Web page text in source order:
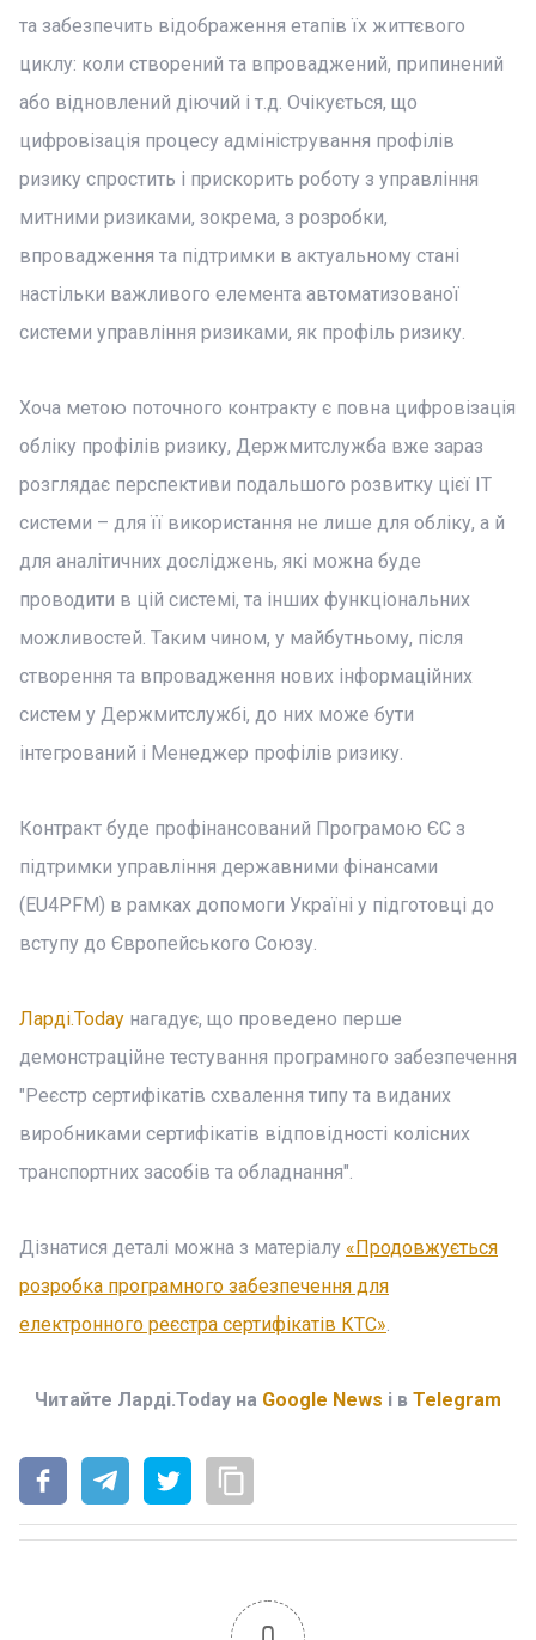
та забезпечить відображення етапів їх життєвого
циклу: коли створений та впроваджений, припинений
або відновлений діючий і т.д. Очікується, що
цифровізація процесу адміністрування профілів
ризику спростить і прискорить роботу з управління
митними ризиками, зокрема, з розробки,
впровадження та підтримки в актуальному стані
настільки важливого елемента автоматизованої
системи управління ризиками, як профіль ризику.
Хоча метою поточного контракту є повна цифровізація
обліку профілів ризику, Держмитслужба вже зараз
розглядає перспективи подальшого розвитку цієї ІТ
системи – для її використання не лише для обліку, а й
для аналітичних досліджень, які можна буде
проводити в цій системі, та інших функціональних
можливостей. Таким чином, у майбутньому, після
створення та впровадження нових інформаційних
систем у Держмитслужбі, до них може бути
інтегрований і Менеджер профілів ризику.
Контракт буде профінансований Програмою ЄС з
підтримки управління державними фінансами
(EU4PFM) в рамках допомоги Україні у підготовці до
вступу до Європейського Союзу.
Ларді.Today нагадує, що проведено перше
демонстраційне тестування програмного забезпечення
"Реєстр сертифікатів схвалення типу та виданих
виробниками сертифікатів відповідності колісних
транспортних засобів та обладнання".
Дізнатися деталі можна з матеріалу «Продовжується
розробка програмного забезпечення для
електронного реєстра сертифікатів КТС».
Читайте Ларді.Today на Google News і в Telegram